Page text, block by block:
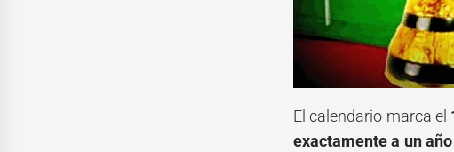
El calendario marca el
exactamente a un año